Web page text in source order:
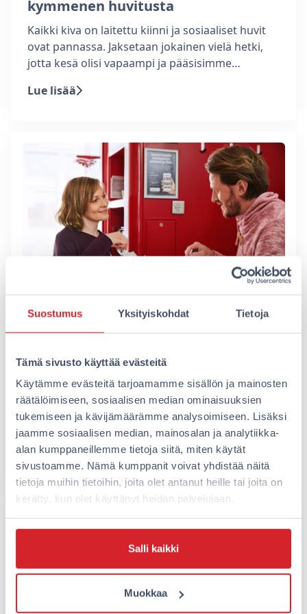
Suostumus Yksityiskohdat Tietoja
Tämä sivusto käyttää evästeitä
Käytämme evästeitä tarjoamamme sisällön ja mainosten
räätälöimiseen, sosiaalisen median ominaisuuksien
tukemiseen ja kävijämäärämme analysoimiseen. Lisäksi
jaamme sosiaalisen median, mainosalan ja analytiikka-
alan kumppaneillemme tietoja siitä, miten käytät
sivustoamme. Nämä kumppanit voivat yhdistää näitä
tietoja muihin tietoihin, joita olet antanut heille tai joita on
kerätty, kun olet käyttänyt heidän palvelujaan.
Salli kaikki
Muokkaa
kymmenen huvitusta
Kaikki kiva on laitettu kiinni ja sosiaaliset huvit
ovat pannassa. Jaksetaan jokainen vielä hetki,
jotta kesä olisi vapaampi ja pääsisimme…
Lue lisää
5 vinkkiä vastuulliseen
matkustamiseen poikkeusaikana
Poikkeustila on jälleen päällämme, ja on
erityisen tärkeää osata matkata vastuullisesti ja
turvallisesti. Kenties joudut työn tai perhesyiden
takia vaihtamaan…
Lue lisää